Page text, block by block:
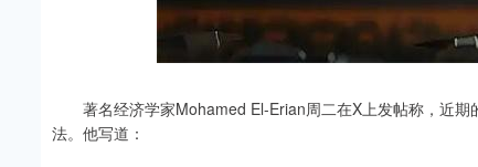
著名经济学家Mohamed El-Erian周二在X上发帖称，近期
法。他写道：